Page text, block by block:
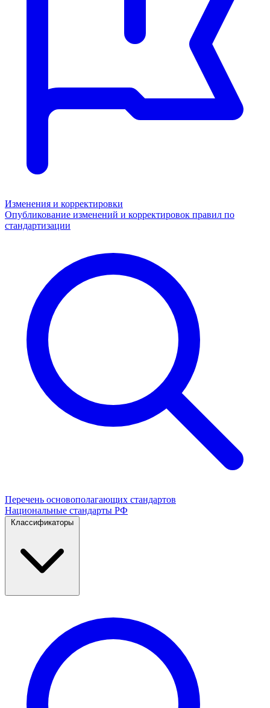
Изменения и корректировки
Опубликование изменений и корректировок правил по
стандартизации
Перечень основополагающих стандартов
Национальные стандарты РФ
Классификаторы